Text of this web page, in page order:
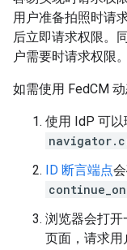
用户准备拍照时请
后立即请求权限。
户需要时请求权限
如需使用 FedCM
使用 IdP 可
ID 断言端点
continue_on
浏览器会打开
页面，请求用